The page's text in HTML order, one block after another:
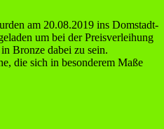
am 20.08.2019 ins Domstadt-
um bei der Preisverleihung
Bronze dabei zu sein.
die sich in besonderem Maße